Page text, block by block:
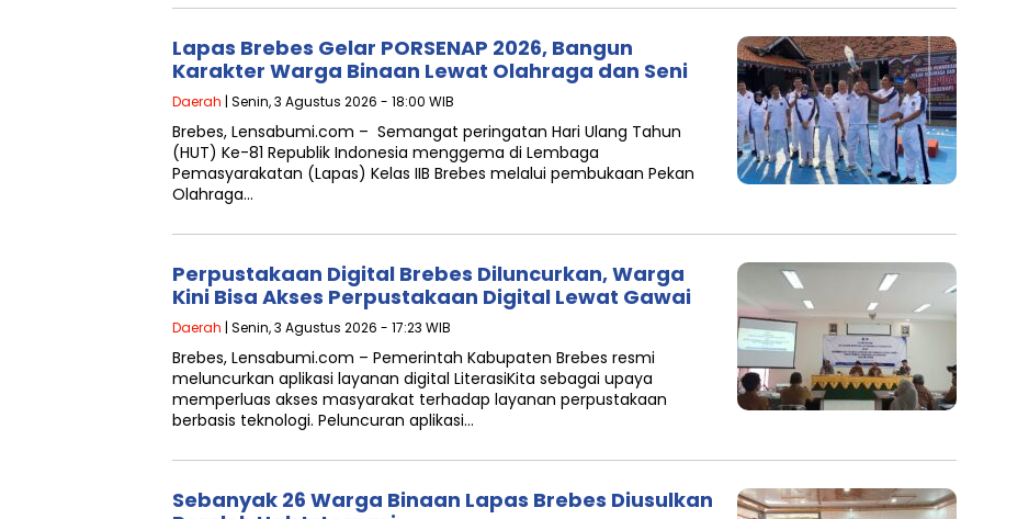
Lapas Brebes Gelar PORSENAP 2026, Bangun
Karakter Warga Binaan Lewat Olahraga dan Seni
Daerah | Senin, 3 Agustus 2026 - 18:00 WIB
Brebes, Lensabumi.com – Semangat peringatan Hari Ulang Tahun
(HUT) Ke-81 Republik Indonesia menggema di Lembaga
Pemasyarakatan (Lapas) Kelas IIB Brebes melalui pembukaan Pekan
Olahraga…
Perpustakaan Digital Brebes Diluncurkan, Warga
Kini Bisa Akses Perpustakaan Digital Lewat Gawai
Daerah | Senin, 3 Agustus 2026 - 17:23 WIB
Brebes, Lensabumi.com – Pemerintah Kabupaten Brebes resmi
meluncurkan aplikasi layanan digital LiterasiKita sebagai upaya
memperluas akses masyarakat terhadap layanan perpustakaan
berbasis teknologi. Peluncuran aplikasi…
Sebanyak 26 Warga Binaan Lapas Brebes Diusulkan